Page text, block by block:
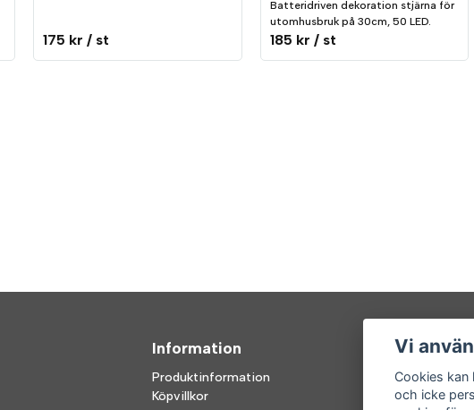
175 kr / st
Batteridriven dekoration stjärna för
utomhusbruk på 30cm, 50 LED.
185 kr / st
Information
Produktinformation
Köpvillkor
Vi
Cookies kan
och icke